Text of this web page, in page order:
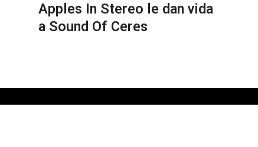
Apples In Stereo le dan vida
a Sound Of Ceres